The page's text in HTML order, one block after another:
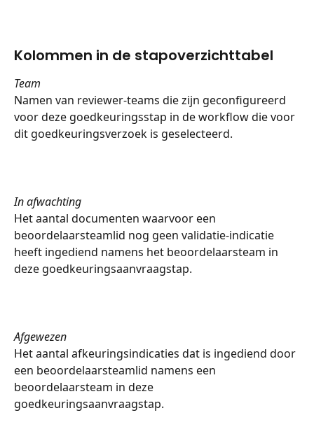
Kolommen in de stapoverzichttabel
Team
Namen van reviewer-teams die zijn geconfigureerd
voor deze goedkeuringsstap in de workflow die voor
dit goedkeuringsverzoek is geselecteerd.
In afwachting
Het aantal documenten waarvoor een
beoordelaarsteamlid nog geen validatie-indicatie
heeft ingediend namens het beoordelaarsteam in
deze goedkeuringsaanvraagstap.
Afgewezen
Het aantal afkeuringsindicaties dat is ingediend door
een beoordelaarsteamlid namens een
beoordelaarsteam in deze
goedkeuringsaanvraagstap.